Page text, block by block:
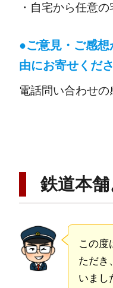
・自宅から任意
●ご意見・ご感
由にお寄せくださ
電話問い合わせ
鉄道本
この度
ただき
いまし